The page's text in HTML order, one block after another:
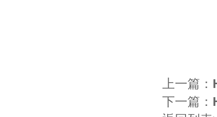
上一篇：
下一篇：